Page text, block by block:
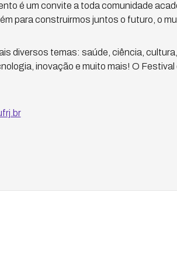
é um convite a toda comunidade
para construirmos juntos o futuro, o
diversos temas: saúde, ciência,
inovação e muito mais! O Festival